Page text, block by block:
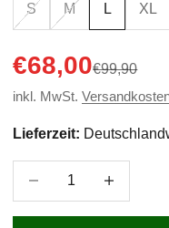
S M L XL
Angebot
€68,00Regulärer
€99,90
inkl. MwSt.
Lieferzeit:
Anzahl verringern